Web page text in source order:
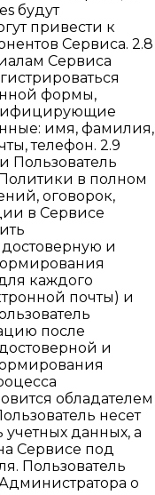
будут
привести к
Сервиса. 2.8
Сервиса
формы,
имя, фамилия,
телефон. 2.9
Пользователь
в полном
оговорок,
в Сервисе
и
каждого
почты) и
после
и
обладателем
несет
учетных данных, а
Сервисе под
Пользователь
о